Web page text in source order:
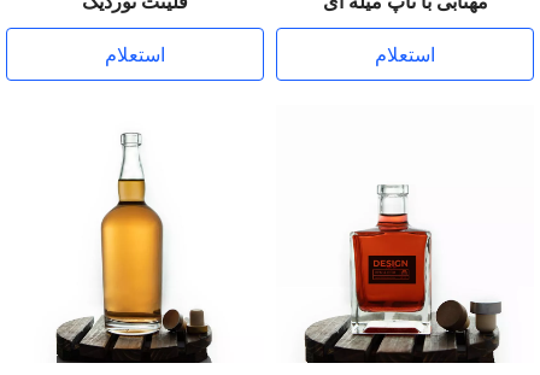
استعلام
استعلام